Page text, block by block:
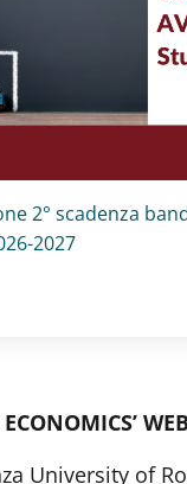
:
2° scadenza
2027
University of